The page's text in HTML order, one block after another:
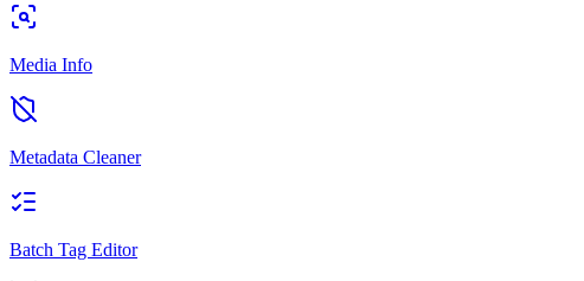
Media Info
Metadata Cleaner
Batch Tag Editor